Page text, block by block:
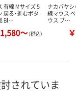
有線 Mサイズ 5
戻る・進むボタ
Bl…
～（税込）
ナカバヤシ
線マウス
ウス ブ…
されていま